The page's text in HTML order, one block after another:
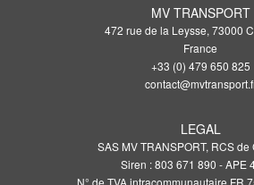
MV TRANSPORT
472 rue de la Leysse, 73000
France
+33 (0) 479 650 825
LEGAL
SAS MV TRANSPORT, RCS
Siren : 803 671 890 - APE
N° de TVA intracommunautaire FR